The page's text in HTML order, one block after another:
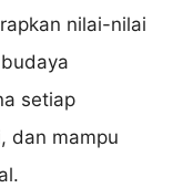
nilai-nilai
setiap
dan mampu